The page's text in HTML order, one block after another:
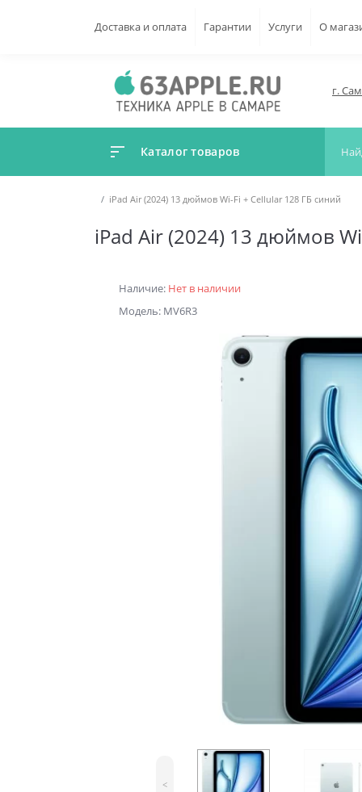
Доставка и оплата Гарантии Услуги О
г.
Каталог товаров
iPad Air (2024) 13 дюймов Wi-Fi + Cellular 128 ГБ синий
iPad Air (2024) 13 дюймов
Наличие: Нет в наличии
Модель: MV6R3
<